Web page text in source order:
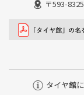
〒593-
タイヤ館